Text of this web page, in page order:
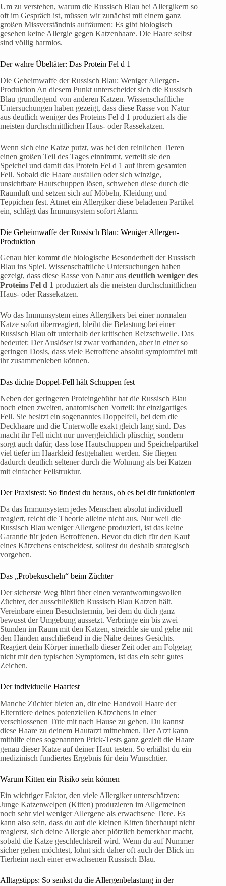
Um zu verstehen, warum die Russisch Blau bei Allergikern so
oft im Gespräch ist, müssen wir zunächst mit einem ganz
großen Missverständnis aufräumen: Es gibt biologisch
gesehen keine Allergie gegen Katzenhaare. Die Haare selbst
sind völlig harmlos.
Der wahre Übeltäter: Das Protein Fel d 1
Die Geheimwaffe der Russisch Blau: Weniger Allergen-
Produktion An diesem Punkt unterscheidet sich die Russisch
Blau grundlegend von anderen Katzen. Wissenschaftliche
Untersuchungen haben gezeigt, dass diese Rasse von Natur
aus deutlich weniger des Proteins Fel d 1 produziert als die
meisten durchschnittlichen Haus- oder Rassekatzen.
Wenn sich eine Katze putzt, was bei den reinlichen Tieren
einen großen Teil des Tages einnimmt, verteilt sie den
Speichel und damit das Protein Fel d 1 auf ihrem gesamten
Fell. Sobald die Haare ausfallen oder sich winzige,
unsichtbare Hautschuppen lösen, schweben diese durch die
Raumluft und setzen sich auf Möbeln, Kleidung und
Teppichen fest. Atmet ein Allergiker diese beladenen Partikel
ein, schlägt das Immunsystem sofort Alarm.
Die Geheimwaffe der Russisch Blau: Weniger Allergen-
Produktion
Genau hier kommt die biologische Besonderheit der Russisch
Blau ins Spiel. Wissenschaftliche Untersuchungen haben
gezeigt, dass diese Rasse von Natur aus deutlich weniger des
Proteins Fel d 1 produziert als die meisten durchschnittlichen
Haus- oder Rassekatzen.
Wo das Immunsystem eines Allergikers bei einer normalen
Katze sofort überreagiert, bleibt die Belastung bei einer
Russisch Blau oft unterhalb der kritischen Reizschwelle. Das
bedeutet: Der Auslöser ist zwar vorhanden, aber in einer so
geringen Dosis, dass viele Betroffene absolut symptomfrei mit
ihr zusammenleben können.
Das dichte Doppel-Fell hält Schuppen fest
Neben der geringeren Proteingebühr hat die Russisch Blau
noch einen zweiten, anatomischen Vorteil: ihr einzigartiges
Fell. Sie besitzt ein sogenanntes Doppelfell, bei dem die
Deckhaare und die Unterwolle exakt gleich lang sind. Das
macht ihr Fell nicht nur unvergleichlich plüschig, sondern
sorgt auch dafür, dass lose Hautschuppen und Speichelpartikel
viel tiefer im Haarkleid festgehalten werden. Sie fliegen
dadurch deutlich seltener durch die Wohnung als bei Katzen
mit einfacher Fellstruktur.
Der Praxistest: So findest du heraus, ob es bei dir funktioniert
Da das Immunsystem jedes Menschen absolut individuell
reagiert, reicht die Theorie alleine nicht aus. Nur weil die
Russisch Blau weniger Allergene produziert, ist das keine
Garantie für jeden Betroffenen. Bevor du dich für den Kauf
eines Kätzchens entscheidest, solltest du deshalb strategisch
vorgehen.
Das „Probekuscheln“ beim Züchter
Der sicherste Weg führt über einen verantwortungsvollen
Züchter, der ausschließlich Russisch Blau Katzen hält.
Vereinbare einen Besuchstermin, bei dem du dich ganz
bewusst der Umgebung aussetzt. Verbringe ein bis zwei
Stunden im Raum mit den Katzen, streichle sie und gehe mit
den Händen anschließend in die Nähe deines Gesichts.
Reagiert dein Körper innerhalb dieser Zeit oder am Folgetag
nicht mit den typischen Symptomen, ist das ein sehr gutes
Zeichen.
Der individuelle Haartest
Manche Züchter bieten an, dir eine Handvoll Haare der
Elterntiere deines potenziellen Kätzchens in einer
verschlossenen Tüte mit nach Hause zu geben. Du kannst
diese Haare zu deinem Hautarzt mitnehmen. Der Arzt kann
mithilfe eines sogenannten Prick-Tests ganz gezielt die Haare
genau dieser Katze auf deiner Haut testen. So erhältst du ein
medizinisch fundiertes Ergebnis für dein Wunschtier.
Warum Kitten ein Risiko sein können
Ein wichtiger Faktor, den viele Allergiker unterschätzen:
Junge Katzenwelpen (Kitten) produzieren im Allgemeinen
noch sehr viel weniger Allergene als erwachsene Tiere. Es
kann also sein, dass du auf die kleinen Kitten überhaupt nicht
reagierst, sich deine Allergie aber plötzlich bemerkbar macht,
sobald die Katze geschlechtsreif wird. Wenn du auf Nummer
sicher gehen möchtest, lohnt sich daher oft auch der Blick im
Tierheim nach einer erwachsenen Russisch Blau.
Alltagstipps: So senkst du die Allergenbelastung in der